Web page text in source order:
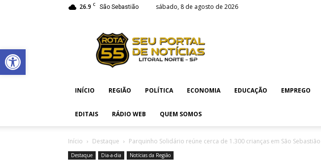
Abrir a barra de ferramentas
26.9 C São Sebastião sábado, 8 de agosto de 2026
55
INÍCIO REGIÃO POLÍTICA ECONOMIA EDUCAÇÃO EMPREGO
EDITAIS RÁDIO WEB QUEM SOMOS
Início Destaque Parquinho Solidário reúne cerca de 1.300 crianças em São
Destaque Dia-a-dia Notícias da Região